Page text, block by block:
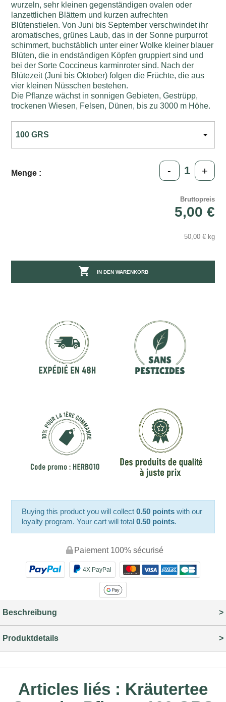
wurzeln, sehr kleinen gegenständigen ovalen oder
lanzettlichen Blättern und kurzen aufrechten
Blütenstielen. Von Juni bis September verschwindet ihr
aromatisches, grünes Laub, das in der Sonne purpurrot
schimmert, buchstäblich unter einer Wolke kleiner blauer
Blüten, die in endständigen Köpfen gruppiert sind und
bei der Sorte Coccineus karminroter sind. Nach der
Blütezeit (Juni bis Oktober) folgen die Früchte, die aus
vier kleinen Nüsschen bestehen.
Die Pflanze wächst in sonnigen Gebieten, Gestrüpp,
trockenen Wiesen, Felsen, Dünen, bis zu 3000 m Höhe.
Menge : - +
Bruttopreis
5,00 €
50,00 € kg
 IN DEN WARENKORB
Buying this product you will collect0.50 points with our
loyalty program. Your cart will total0.50 points.
Paiement 100% sécurisé
4X PayPal
Beschreibung
Produktdetails
Articles liés : Kräutertee